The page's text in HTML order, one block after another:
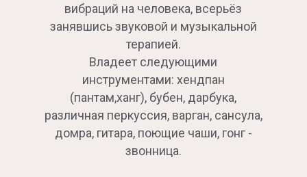
вибраций на человека, всерьёз
занявшись звуковой и музыкальной
терапией.
Владеет следующими
инструментами: хендпан
(пантам,ханг), бубен, дарбука,
различная перкуссия, варган, сансула,
домра, гитара, поющие чаши, гонг -
звонница.